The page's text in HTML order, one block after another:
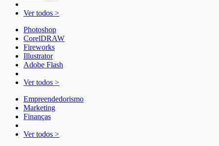
Ver todos >
Photoshop
CorelDRAW
Fireworks
Illustrator
Adobe Flash
Ver todos >
Empreendedorismo
Marketing
Finanças
Ver todos >